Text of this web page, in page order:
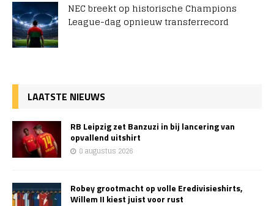
NEC breekt op historische Champions
League-dag opnieuw transferrecord
LAATSTE NIEUWS
RB Leipzig zet Banzuzi in bij lancering van
opvallend uitshirt
8 augustus 2026
Robey grootmacht op volle Eredivisieshirts,
Willem II kiest juist voor rust